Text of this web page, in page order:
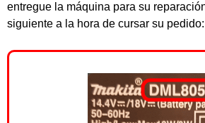
entregue la máquina para su
siguiente a la hora de cursar su pedido: